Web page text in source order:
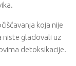
koja nije
niste gladovali uz
detoksikacije.